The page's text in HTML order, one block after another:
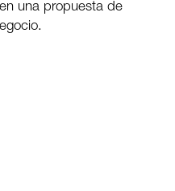
una propuesta de